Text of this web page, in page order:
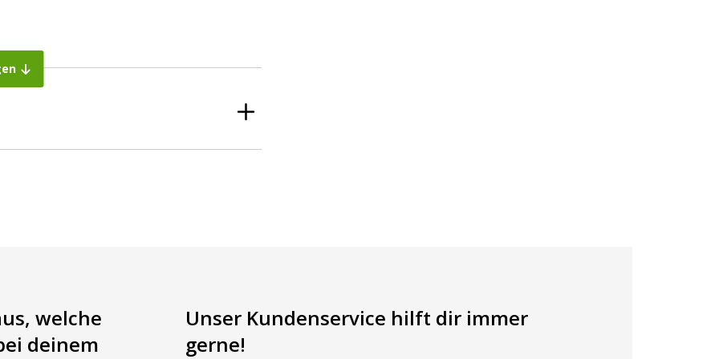
welche
deinem
Unser Kundenservice hilft dir immer
gerne!